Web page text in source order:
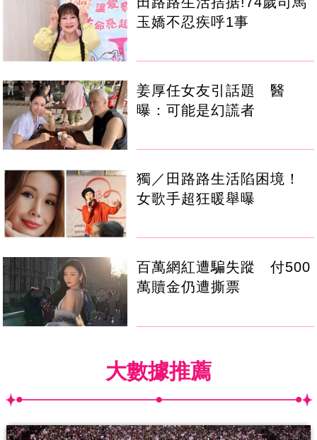
玉嬌不忍疾呼1事
姜厚任女友引話題 醫
曝：可能是幻謊者
獨／田路路生活陷困境！
女歌手超狂暖舉曝
百萬網紅遭騙失蹤 付500
萬贖金仍遭撕票
大數據推薦